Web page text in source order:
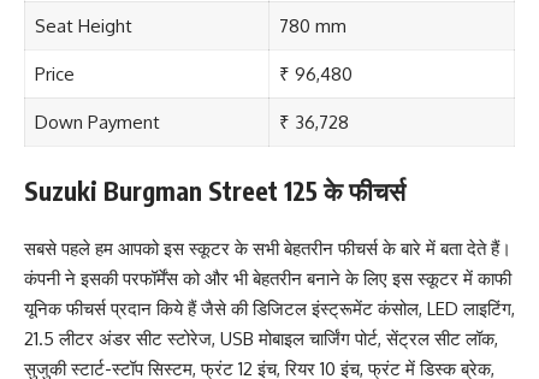
Seat Height 780 mm
Price ₹ 96,480
Down Payment ₹ 36,728
Suzuki Burgman Street 125 के फीचर्स
सबसे पहले हम आपको इस स्कूटर के सभी बेहतरीन फीचर्स के बारे में बता देते हैं।
कंपनी ने इसकी परफॉर्मेंस को और भी बेहतरीन बनाने के लिए इस स्कूटर में काफी
यूनिक फीचर्स प्रदान किये हैं जैसे की डिजिटल इंस्ट्रूमेंट कंसोल, LED लाइटिंग,
21.5 लीटर अंडर सीट स्टोरेज, USB मोबाइल चार्जिंग पोर्ट, सेंट्रल सीट लॉक,
सुजुकी स्टार्ट-स्टॉप सिस्टम, फ्रंट 12 इंच, रियर 10 इंच, फ्रंट में डिस्क ब्रेक,